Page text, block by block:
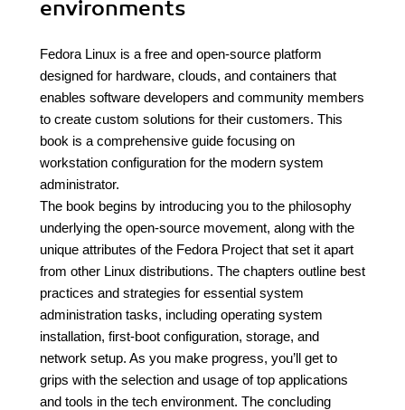
environments
Fedora Linux is a free and open-source platform
designed for hardware, clouds, and containers that
enables software developers and community members
to create custom solutions for their customers. This
book is a comprehensive guide focusing on
workstation configuration for the modern system
administrator.
The book begins by introducing you to the philosophy
underlying the open-source movement, along with the
unique attributes of the Fedora Project that set it apart
from other Linux distributions. The chapters outline best
practices and strategies for essential system
administration tasks, including operating system
installation, first-boot configuration, storage, and
network setup. As you make progress, you’ll get to
grips with the selection and usage of top applications
and tools in the tech environment. The concluding